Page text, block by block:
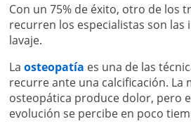
Con un 75% de éxito, otro de los
recurren los especialistas son las
lavaje.
Laosteopatía es una de las
recurre ante una calcificación. La
osteopática produce dolor, pero
evolución se percibe en poco